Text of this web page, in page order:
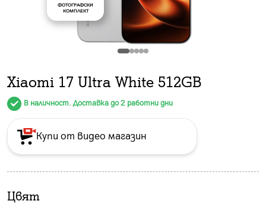
ФОТОГРАФСКИ
КОМПЛЕКТ
Xiaomi 17 Ultra White 512GB
В наличност. Доставка до 2 работни дни
Купи от видео магазин
Цвят